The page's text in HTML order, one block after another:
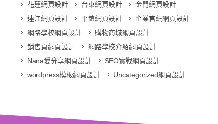
花蓮網頁設計
台東網頁設計
金門網頁設計
連江網頁設計
平鎮網頁設計
企業官網網頁設計
網路學校網頁設計
購物商城網頁設計
銷售頁網頁設計
網路學校介紹網頁設計
Nana愛分享網頁設計
SEO實戰網頁設計
wordpress模板網頁設計
Uncategorized網頁設計